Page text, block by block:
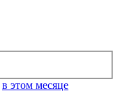
в этом месяце